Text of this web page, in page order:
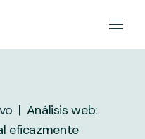
Análisis web:
eficazmente